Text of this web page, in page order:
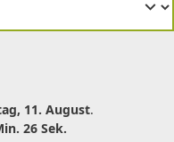
11. August.
26 Sek.